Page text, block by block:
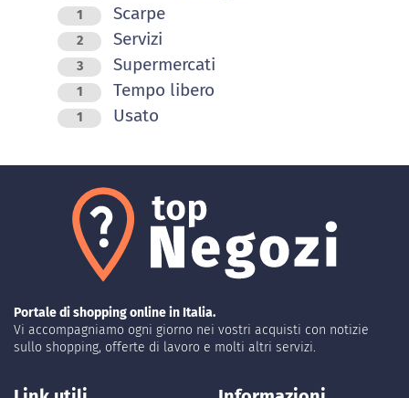
1 Scarpe
2 Servizi
3 Supermercati
1 Tempo libero
1 Usato
Portale di shopping online in Italia.
Vi accompagniamo ogni giorno nei vostri acquisti con notizie
sullo shopping, offerte di lavoro e molti altri servizi.